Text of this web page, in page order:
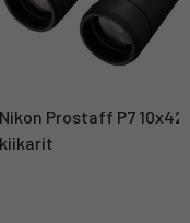
Nikon Prostaff P7 10x42
kiikarit